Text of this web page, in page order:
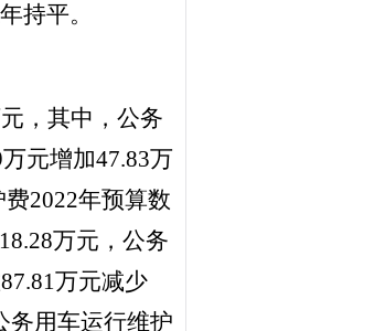
持平。
，其中，公务
元增加47.83万
费2022年预算数
万元，公务
87.81万元减少
务用车运行维护